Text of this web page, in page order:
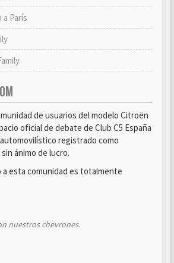
a París
de usuarios del modelo Citroën
oficial de debate de Club C5 España
registrado como
ánimo de lucro.
a esta comunidad es totalmente
nuestros chevrones.